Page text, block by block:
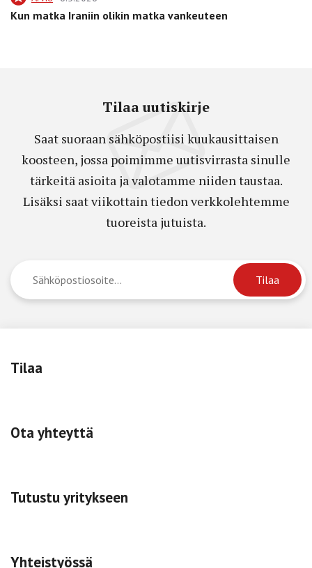
Kun matka Iraniin olikin matka vankeuteen
Tilaa uutiskirje
Saat suoraan sähköpostiisi kuukausittaisen
koosteen, jossa poimimme uutisvirrasta sinulle
tärkeitä asioita ja valotamme niiden taustaa.
Lisäksi saat viikottain tiedon verkkolehtemme
tuoreista jutuista.
Tilaa
Ota yhteyttä
Tutustu yritykseen
Yhteistyössä